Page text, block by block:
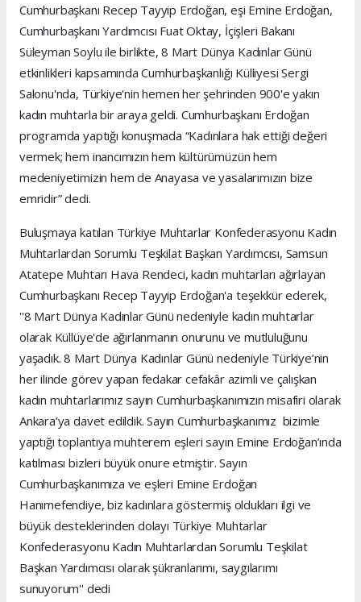
Cumhurbaşkanı Recep Tayyip Erdoğan, eşi Emine Erdoğan,
Cumhurbaşkanı Yardımcısı Fuat Oktay, İçişleri Bakanı
Süleyman Soylu ile birlikte, 8 Mart Dünya Kadınlar Günü
etkinlikleri kapsamında Cumhurbaşkanlığı Külliyesi Sergi
Salonu'nda, Türkiye'nin hemen her şehrinden 900'e yakın
kadın muhtarla bir araya geldi. Cumhurbaşkanı Erdoğan
programda yaptığı konuşmada “Kadınlara hak ettiği değeri
vermek; hem inancımızın hem kültürümüzün hem
medeniyetimizin hem de Anayasa ve yasalarımızın bize
emridir” dedi.
Buluşmaya katılan Türkiye Muhtarlar Konfederasyonu Kadın
Muhtarlardan Sorumlu Teşkilat Başkan Yardımcısı, Samsun
Atatepe Muhtarı Hava Rendeci, kadın muhtarları ağırlayan
Cumhurbaşkanı Recep Tayyip Erdoğan'a teşekkür ederek,
''8 Mart Dünya Kadınlar Günü nedeniyle kadın muhtarlar
olarak Küllüye'de ağırlanmanın onurunu ve mutluluğunu
yaşadık. 8 Mart Dünya Kadınlar Günü nedeniyle Türkiye’nin
her ilinde görev yapan fedakar cefakâr azimli ve çalışkan
kadın muhtarlarımız sayın Cumhurbaşkanımızın misafiri olarak
Ankara’ya davet edildik. Sayın Cumhurbaşkanımız bizimle
yaptığı toplantıya muhterem eşleri sayın Emine Erdoğan’ında
katılması bizleri büyük onure etmiştir. Sayın
Cumhurbaşkanımıza ve eşleri Emine Erdoğan
Hanımefendiye, biz kadınlara göstermiş oldukları ilgi ve
büyük desteklerinden dolayı Türkiye Muhtarlar
Konfederasyonu Kadın Muhtarlardan Sorumlu Teşkilat
Başkan Yardımcısı olarak şükranlarımı, saygılarımı
sunuyorum'' dedi